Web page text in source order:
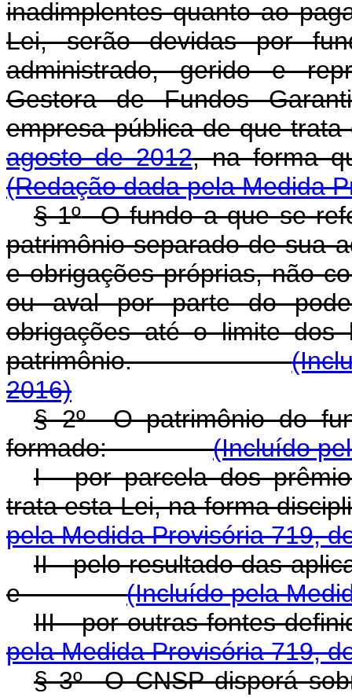
inadimplentes quanto ao
Lei, serão devidas por
administrado, gerido e
Gestora de Fundos
empresa pública de que
agosto de 2012, na
(Redação dada pela Medida
§ 1ºO fundo a que se
patrimônio separado de sua
e obrigações próprias, não
ou aval por parte do
obrigações até o limite dos
patrimônio.
2016)
§ 2ºO patrimônio do
formado:(Incluído
I - por parcela dos
trata esta Lei, na forma
pela Medida Provisória 719,
II - pelo resultado das
e(Incluído pela
III - por outras
pela Medida Provisória 719,
§ 3ºO CNSP disporá